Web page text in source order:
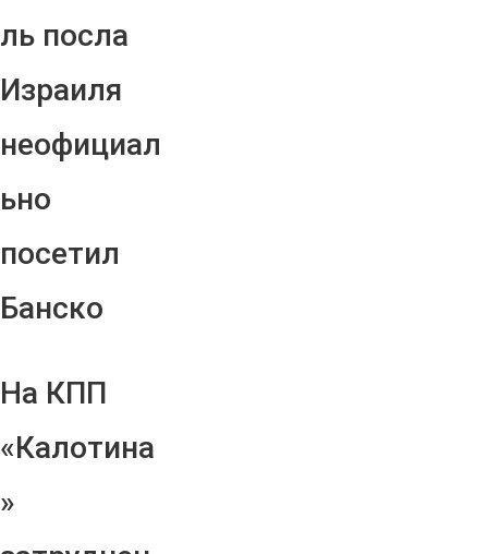
ль посла
Израиля
неофициал
ьно
посетил
Банско
На КПП
«Калотина
»